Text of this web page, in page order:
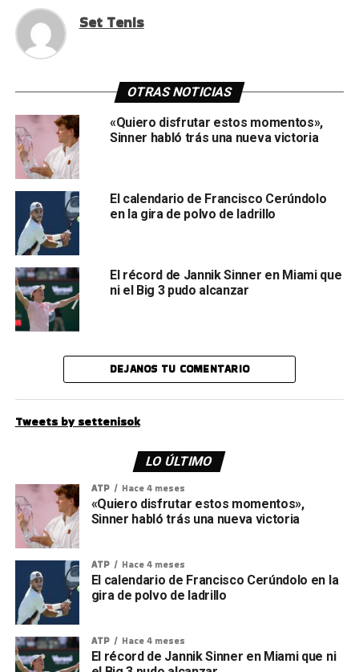
Set Tenis
OTRAS NOTICIAS
«Quiero disfrutar estos momentos»,
Sinner habló trás una nueva victoria
El calendario de Francisco Cerúndolo
en la gira de polvo de ladrillo
El récord de Jannik Sinner en Miami que
ni el Big 3 pudo alcanzar
DEJANOS TU COMENTARIO
Tweets by settenisok
LO ÚLTIMO
ATP Hace 4 meses
«Quiero disfrutar estos momentos»,
Sinner habló trás una nueva victoria
ATP Hace 4 meses
El calendario de Francisco Cerúndolo en la
gira de polvo de ladrillo
ATP Hace 4 meses
El récord de Jannik Sinner en Miami que ni